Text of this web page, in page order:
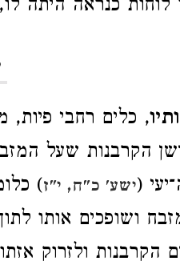
כנראה היתה
, כלים רחבי פיות,
הקרבנות שעל
(ישע' כ"ח, י"ז)
ושופכים אותו
הקרבנות ולזרוק